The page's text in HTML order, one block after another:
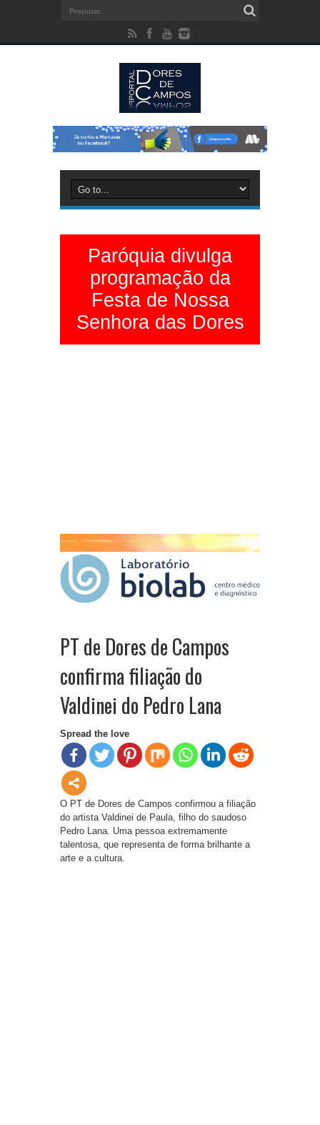
Paróquia divulga
programação da
Festa de Nossa
Senhora das Dores
PT de Dores de Campos
confirma filiação do
Valdinei do Pedro Lana
Spread the love
O PT de Dores de Campos confirmou a filiação
do artista Valdinei de Paula, filho do saudoso
Pedro Lana. Uma pessoa extremamente
talentosa, que representa de forma brilhante a
arte e a cultura.